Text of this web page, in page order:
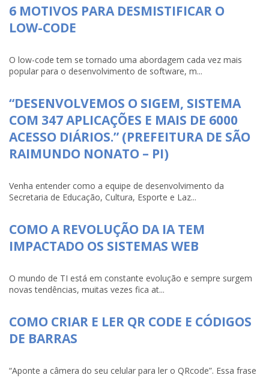
6 MOTIVOS PARA DESMISTIFICAR O
LOW-CODE
O low-code tem se tornado uma abordagem cada vez mais
popular para o desenvolvimento de software, m...
“DESENVOLVEMOS O SIGEM, SISTEMA
COM 347 APLICAÇÕES E MAIS DE 6000
ACESSO DIÁRIOS.” (PREFEITURA DE SÃO
RAIMUNDO NONATO – PI)
Venha entender como a equipe de desenvolvimento da
Secretaria de Educação, Cultura, Esporte e Laz...
COMO A REVOLUÇÃO DA IA TEM
IMPACTADO OS SISTEMAS WEB
O mundo de TI está em constante evolução e sempre surgem
novas tendências, muitas vezes fica at...
COMO CRIAR E LER QR CODE E CÓDIGOS
DE BARRAS
“Aponte a câmera do seu celular para ler o QRcode”. Essa frase